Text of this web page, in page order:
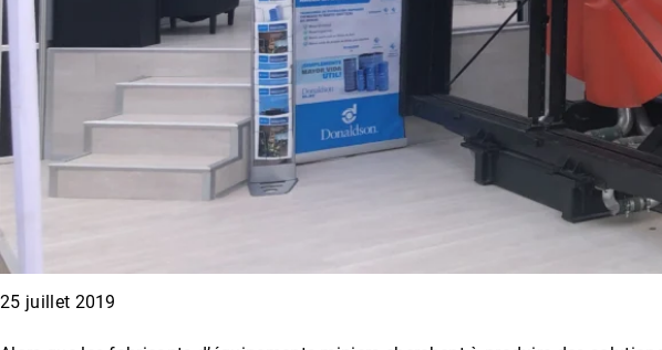
25 juillet 2019